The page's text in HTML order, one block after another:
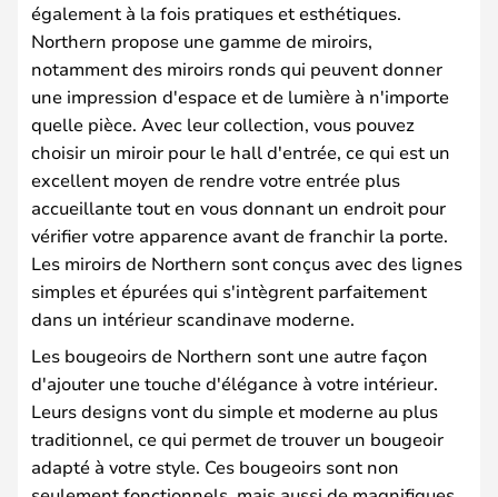
également à la fois pratiques et esthétiques.
Northern propose une gamme de miroirs,
notamment des miroirs ronds qui peuvent donner
une impression d'espace et de lumière à n'importe
quelle pièce. Avec leur collection, vous pouvez
choisir un miroir pour le hall d'entrée, ce qui est un
excellent moyen de rendre votre entrée plus
accueillante tout en vous donnant un endroit pour
vérifier votre apparence avant de franchir la porte.
Les miroirs de Northern sont conçus avec des lignes
simples et épurées qui s'intègrent parfaitement
dans un intérieur scandinave moderne.
Les bougeoirs de Northern sont une autre façon
d'ajouter une touche d'élégance à votre intérieur.
Leurs designs vont du simple et moderne au plus
traditionnel, ce qui permet de trouver un bougeoir
adapté à votre style. Ces bougeoirs sont non